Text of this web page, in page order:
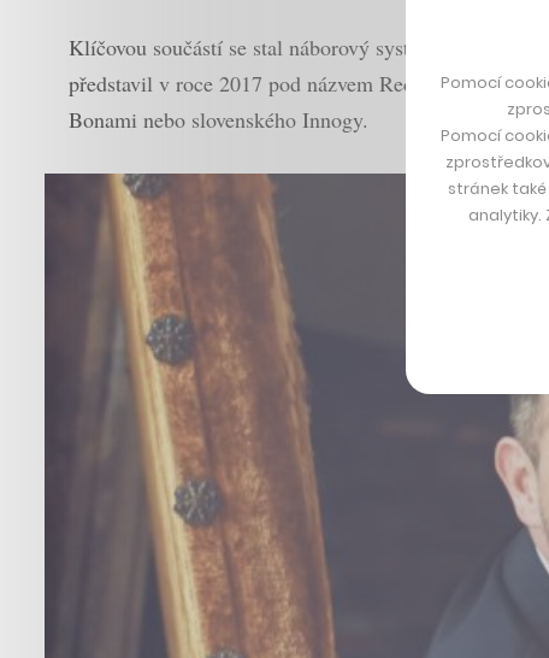
Klíčovou součástí se stal náborový systém, který
představil v roce 2017 pod názvem Recruitis a dnes
Bonami nebo slovenského Innogy.
Pomocí
Pomocí
stránek
analytiky.